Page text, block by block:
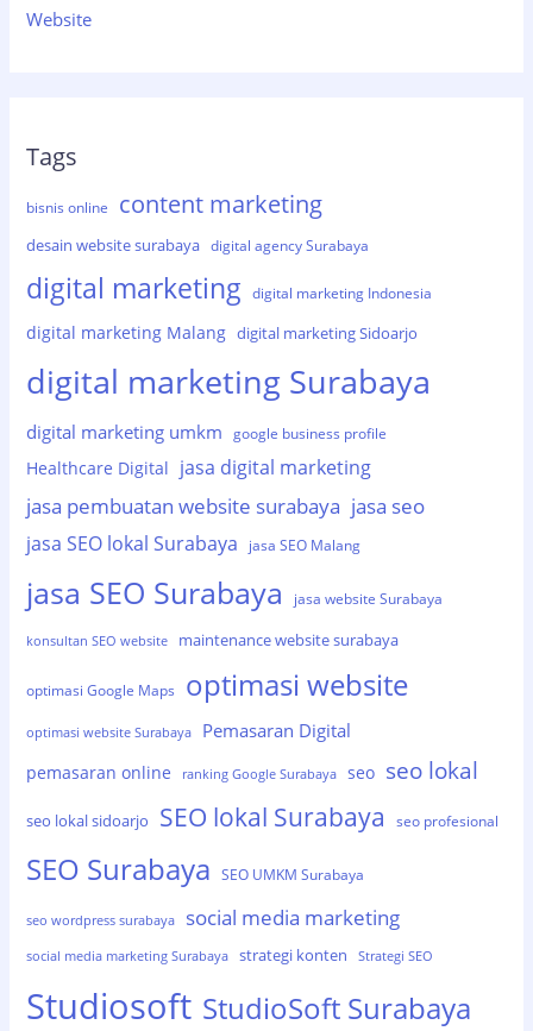
Website
Tags
bisnis online content marketing
desain website surabaya digital agency Surabaya
digital marketing digital marketing Indonesia
digital marketing Malang digital marketing Sidoarjo
digital marketing Surabaya
digital marketing umkm google business profile
Healthcare Digital jasa digital marketing
jasa pembuatan website surabaya jasa seo
jasa SEO lokal Surabaya jasa SEO Malang
jasa SEO Surabaya jasa website Surabaya
konsultan SEO website maintenance website surabaya
optimasi Google Maps optimasi website
optimasi website Surabaya Pemasaran Digital
pemasaran online ranking Google Surabaya seo seo lokal
seo lokal sidoarjo SEO lokal Surabaya seo profesional
SEO Surabaya SEO UMKM Surabaya
seo wordpress surabaya social media marketing
social media marketing Surabaya strategi konten Strategi SEO
Studiosoft StudioSoft Surabaya